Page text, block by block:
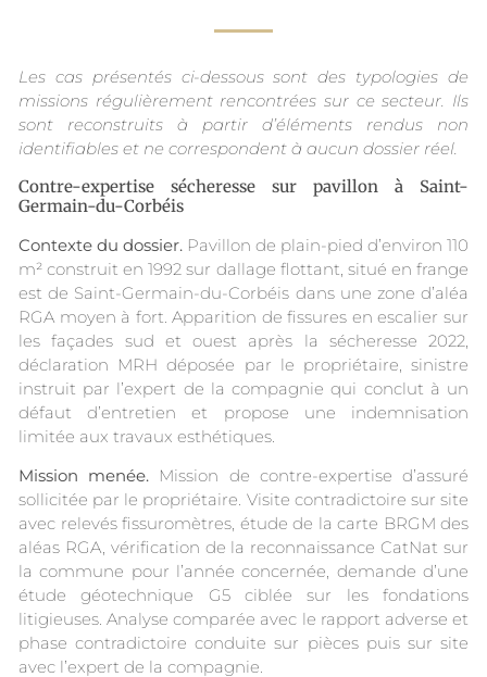
Les cas présentés ci-dessous sont des typologies de
missions régulièrement rencontrées sur ce secteur. Ils
sont reconstruits à partir d’éléments rendus non
identifiables et ne correspondent à aucun dossier réel.
Contre-expertise sécheresse sur pavillon à Saint-
Germain-du-Corbéis
Contexte du dossier. Pavillon de plain-pied d’environ 110
m² construit en 1992 sur dallage flottant, situé en frange
est de Saint-Germain-du-Corbéis dans une zone d’aléa
RGA moyen à fort. Apparition de fissures en escalier sur
les façades sud et ouest après la sécheresse 2022,
déclaration MRH déposée par le propriétaire, sinistre
instruit par l’expert de la compagnie qui conclut à un
défaut d’entretien et propose une indemnisation
limitée aux travaux esthétiques.
Mission menée. Mission de contre-expertise d’assuré
sollicitée par le propriétaire. Visite contradictoire sur site
avec relevés fissuromètres, étude de la carte BRGM des
aléas RGA, vérification de la reconnaissance CatNat sur
la commune pour l’année concernée, demande d’une
étude géotechnique G5 ciblée sur les fondations
litigieuses. Analyse comparée avec le rapport adverse et
phase contradictoire conduite sur pièces puis sur site
avec l’expert de la compagnie.